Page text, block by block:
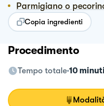
Parmigiano o
Copia ingredienti
Procedimento
Tempo totale 10 minuti